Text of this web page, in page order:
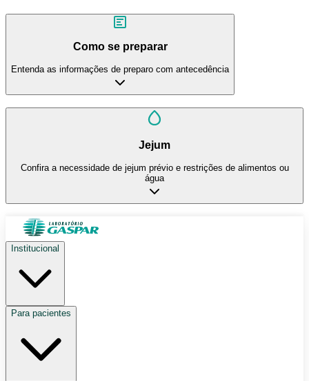
Como se preparar
Entenda as informações de preparo com antecedência
Jejum
Confira a necessidade de jejum prévio e restrições de alimentos ou
água
Institucional
Para pacientes